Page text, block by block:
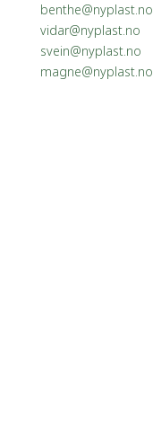
benthe@nyplast.no
vidar@nyplast.no
svein@nyplast.no
magne@nyplast.no